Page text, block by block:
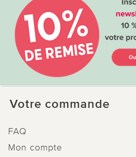
Votre commande
FAQ
Mon compte